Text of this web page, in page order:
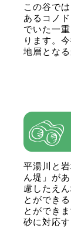
この谷で
あるコノ
でいた一
ります。
地層とな
平湯川と
ん堤」が
慮したえ
とができ
とができ
砂に対応